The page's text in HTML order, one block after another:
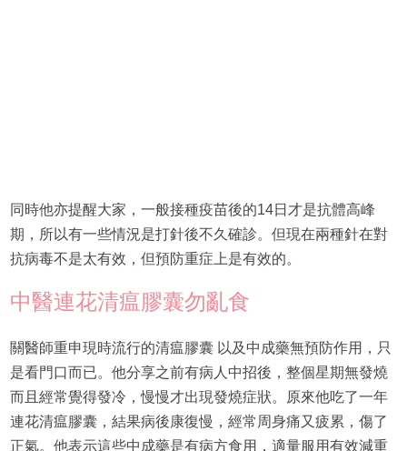
同時他亦提醒大家，一般接種疫苗後的14日才是抗體高峰
期，所以有一些情況是打針後不久確診。但現在兩種針在對
抗病毒不是太有效，但預防重症上是有效的。
中醫連花清瘟膠囊勿亂食
關醫師重申現時流行的清瘟膠囊 以及中成藥無預防作用，只
是看門口而已。他分享之前有病人中招後，整個星期無發燒
而且經常覺得發冷，慢慢才出現發燒症狀。原來他吃了一年
連花清瘟膠囊，結果病後康復慢，經常周身痛又疲累，傷了
正氣。他表示這些中成藥是有病方食用，適量服用有效減重